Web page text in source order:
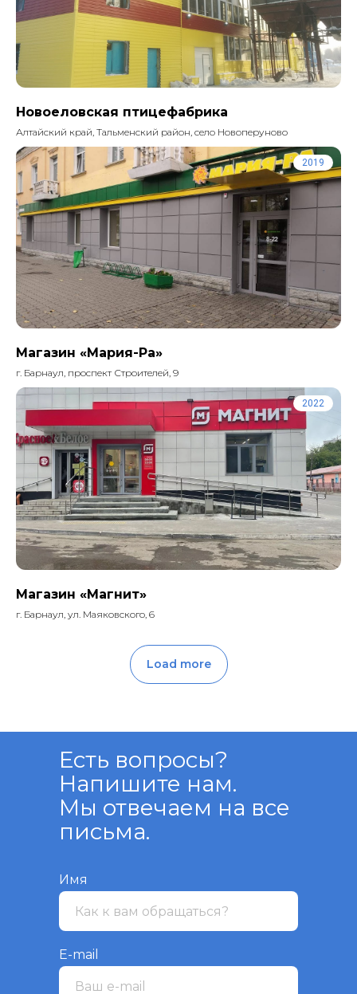
Новоеловская птицефабрика
Алтайский край, Тальменский район, село Новоперуново
2019
Магазин «Мария-Ра»
г. Барнаул, проспект Строителей, 9
2022
Магазин «Магнит»
г. Барнаул, ул. Маяковского, 6
Load more
Имя
E-mail
Есть вопросы?
Напишите нам.
Мы отвечаем на все
письма.